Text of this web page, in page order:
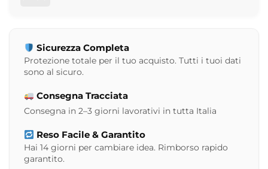
Sicurezza Completa
Protezione totale per il tuo acquisto. Tutti i tuoi dati
sono al sicuro.
Consegna Tracciata
Consegna in 2–3 giorni lavorativi in tutta Italia
Reso Facile & Garantito
Hai 14 giorni per cambiare idea. Rimborso rapido
garantito.